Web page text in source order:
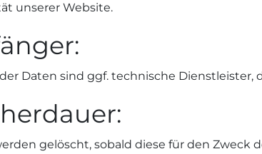
unserer Website.
Daten sind ggf. technische
gelöscht, sobald diese für den